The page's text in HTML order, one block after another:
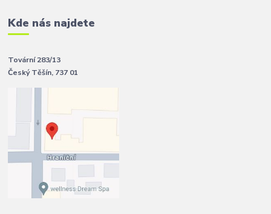
Kde nás najdete
Tovární 283/13
Český Těšín, 737 01